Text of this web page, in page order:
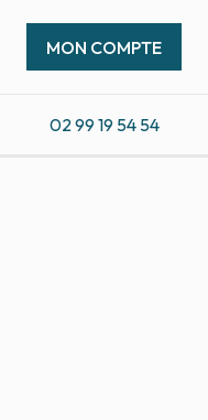
MON COMPTE
02 99 19 54 54